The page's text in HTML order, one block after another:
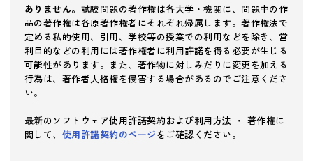
ありません。 試験問題の著作権は各大学・機関に、問題中の作
品の著作権は各原著作権者にそれぞれ帰属します。著作権法で
定める私的使用、引用、学校等の授業での利用などを除き、営
利目的などの利用には著作権者に利用許諾を得る必要が生じる
可能性があります。また、著作物に対しみだりに変更を加える
行為は、著作者人格権を侵害する場合があるのでご注意くださ
い。
最新のソフトウェア使用許諾契約および利用方法 ・ 著作権に
関して、 使用許諾契約のページをご確認ください。